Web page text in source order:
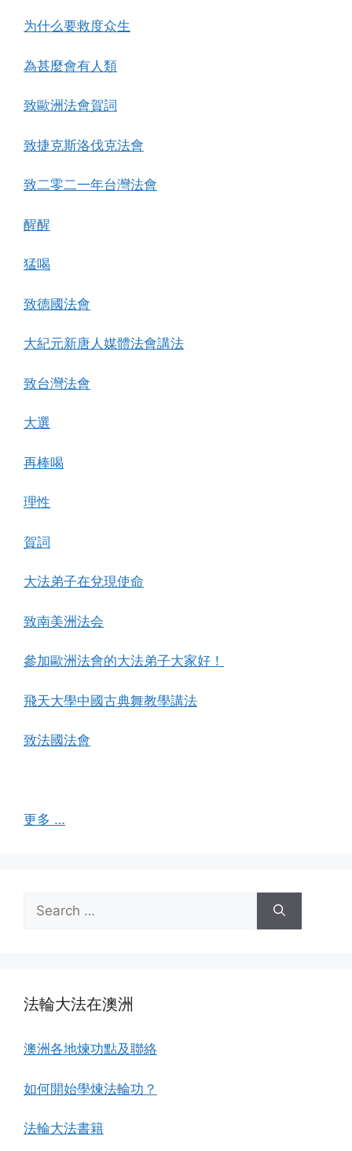
为什么要救度众生
為甚麼會有人類
致歐洲法會賀詞
致捷克斯洛伐克法會
致二零二一年台灣法會
醒醒
猛喝
致德國法會
大紀元新唐人媒體法會講法
致台灣法會
大選
再棒喝
理性
賀詞
大法弟子在兌現使命
致南美洲法会
參加歐洲法會的大法弟子大家好！
飛天大學中國古典舞教學講法
致法國法會
更多 …
Search
for:
法輪大法在澳洲
澳洲各地煉功點及聯絡
如何開始學煉法輪功？
法輪大法書籍